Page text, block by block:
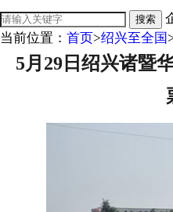
搜索
当前位置： 首页>绍兴至全国
5月29日绍兴诸暨